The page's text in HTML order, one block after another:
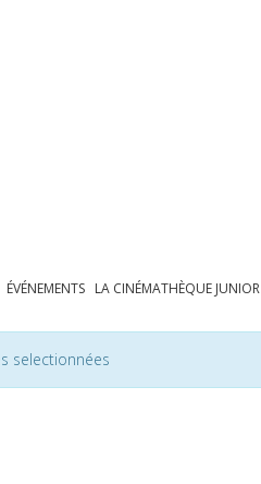
ÉVÉNEMENTS LA CINÉMATHÈQUE JUNIOR
selectionnées